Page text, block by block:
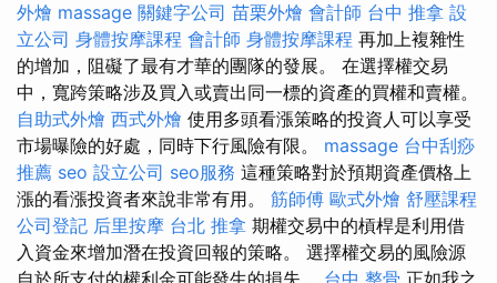
外燴 massage 關鍵字公司 苗栗外燴 會計師 台中 推拿 設
立公司 身體按摩課程 會計師 身體按摩課程 再加上複雜性
的增加，阻礙了最有才華的團隊的發展。 在選擇權交易
中，寬跨策略涉及買入或賣出同一標的資產的買權和賣權。
自助式外燴 西式外燴 使用多頭看漲策略的投資人可以享受
市場曝險的好處，同時下行風險有限。 massage 台中刮痧
推薦 seo 設立公司 seo服務 這種策略對於預期資產價格上
漲的看漲投資者來說非常有用。 筋師傅 歐式外燴 舒壓課程
公司登記 后里按摩 台北 推拿 期權交易中的槓桿是利用借
入資金來增加潛在投資回報的策略。 選擇權交易的風險源
自於所支付的權利金可能發生的損失。 台中 整骨 正如我之